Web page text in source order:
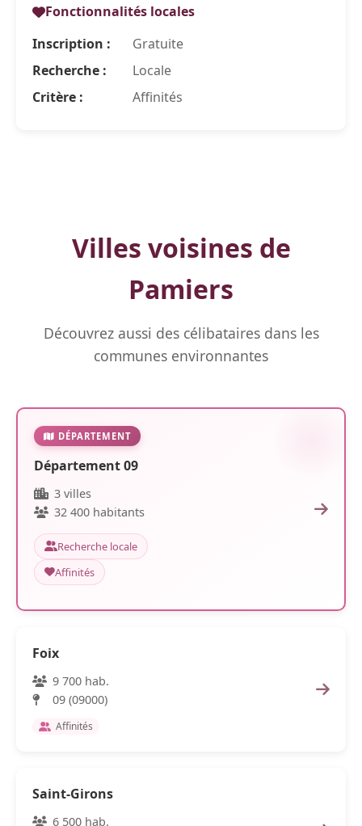
Fonctionnalités locales
Inscription :
Gratuite
Recherche :
Locale
Critère :
Affinités
Villes voisines de
Pamiers
Découvrez aussi des célibataires dans les
communes environnantes
DÉPARTEMENT
Département 09
3 villes
32 400 habitants
Recherche locale
Affinités
Foix
9 700 hab.
09 (09000)
Affinités
Saint-Girons
6 500 hab.